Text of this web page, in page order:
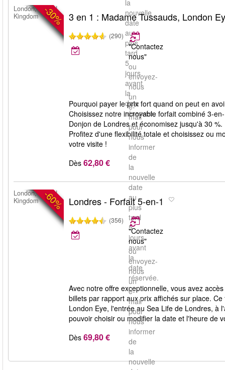
la
nouvelle
date
au
plus
tard
5
jours
avant
la
date
réservée.
-30%
London, United
Kingdom
3 en 1 : Madame Tussauds, London
(290)
"Contactez
nous"
ou
envoyez-
nous
un
e-
mail
pour
nous
informer
de
la
nouvelle
date
au
plus
tard
5
jours
avant
la
date
réservée.
Pourquoi payer le prix fort quand on peut en
Choisissez notre incroyable forfait combiné 3-
Donjon de Londres et économisez jusqu'à 30
Profitez d'une flexibilité totale et choisissez ou
votre visite !
Dès 62,80 €
-60%
London, United
Kingdom
Londres - Forfait 5-en-1
(356)
"Contactez
nous"
ou
envoyez-
nous
un
e-
mail
pour
nous
informer
de
la
nouvelle
Avec notre offre exceptionnelle, vous avez
billets par rapport aux prix affichés sur place.
London Eye, l'entrée au Sea Life de Londres, à
pouvoir choisir ou modifier la date et l'heure de
Dès 69,80 €